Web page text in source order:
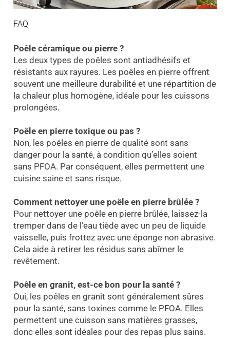
FAQ
Poêle céramique ou pierre ?
Les deux types de poêles sont antiadhésifs et
résistants aux rayures. Les poêles en pierre offrent
souvent une meilleure durabilité et une répartition de
la chaleur plus homogène, idéale pour les cuissons
prolongées.
Poêle en pierre toxique ou pas ?
Non, les poêles en pierre de qualité sont sans
danger pour la santé, à condition qu’elles soient
sans PFOA. Par conséquent, elles permettent une
cuisine saine et sans risque.
Comment nettoyer une poêle en pierre brûlée ?
Pour nettoyer une poêle en pierre brûlée, laissez-la
tremper dans de l’eau tiède avec un peu de liquide
vaisselle, puis frottez avec une éponge non abrasive.
Cela aide à retirer les résidus sans abîmer le
revêtement.
Poêle en granit, est-ce bon pour la santé ?
Oui, les poêles en granit sont généralement sûres
pour la santé, sans toxines comme le PFOA. Elles
permettent une cuisson sans matières grasses,
donc elles sont idéales pour des repas plus sains.